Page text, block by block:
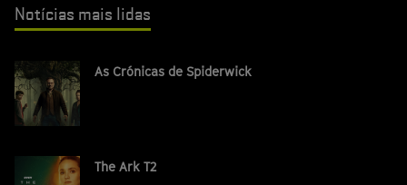
Notícias mais lidas
As Crónicas de Spiderwick
The Ark T2